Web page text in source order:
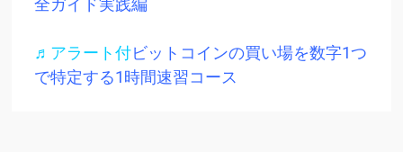
全ガイド実践編
♬アラート付ビットコインの買い場を数字1つ
で特定する1時間速習コース